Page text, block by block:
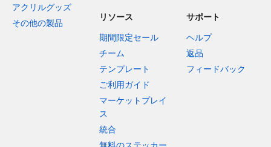
アクリルグッズ
その他の製品
リソース
期間限定セール
チーム
テンプレート
ご利用ガイド
マーケットプレイ
ス
統合
無料のステッカー
サポート
ヘルプ
返品
フィードバック